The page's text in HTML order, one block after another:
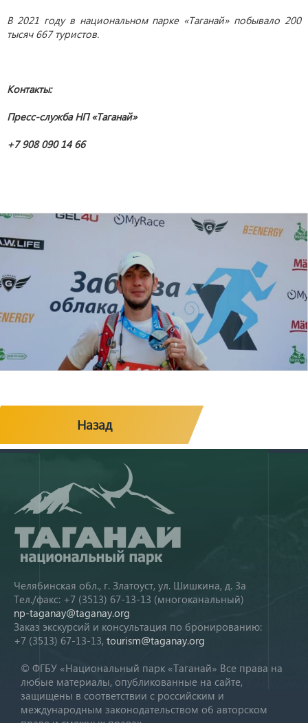
В 2021 году в национальном парке «Таганай» побывало 200
тысяч 667 туристов.
Контакты:
Пресс-служба НП «Таганай»
+7 908 090 14 66
Назад
Челябинская обл., г. Златоуст, ул. Шишкина, д. 3а
Тел./факс: +7 (3513) 67-13-13 (многоканальный)
np-taganay@taganay.org
Заказ экскурсий и консультация по бронированию:
+7 (3513) 67-13-13, tourism@taganay.org
© ФГБУ «Национальный парк «Таганай» Все права на
любые материалы, опубликованные на сайте,
защищены в соответствии с российским и
международным законодательством об авторском